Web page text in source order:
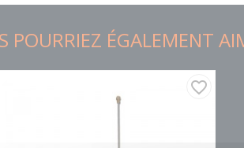
POURRIEZ ÉGALEMENT
favorite_border